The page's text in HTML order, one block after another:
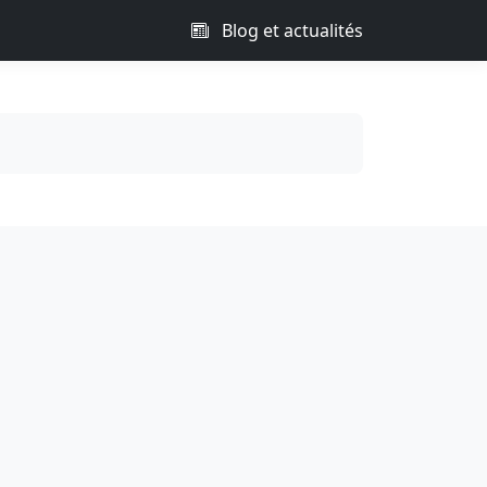
Blog et actualités